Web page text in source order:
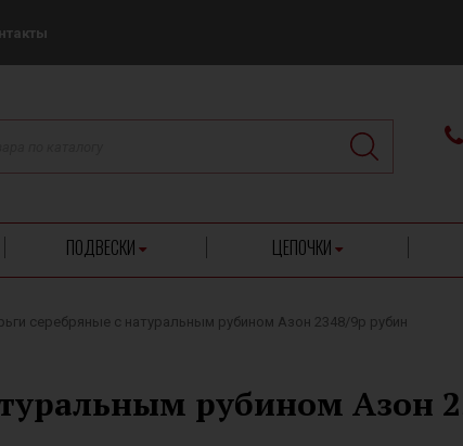
ПОДВЕСКИ ЦЕПОЧКИ
серебряные с натуральным рубином Азон 2348/9р рубин
рубином Азон